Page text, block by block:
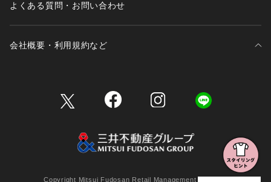
よくある質問・お問い合わせ
会社概要・利用規約など
Copyright Mitsui Fudosan Retail Management Co., Ltd.